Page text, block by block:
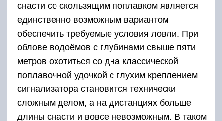
снасти со скользящим поплавком является
единственно возможным вариантом
обеспечить требуемые условия ловли. При
облове водоёмов с глубинами свыше пяти
метров охотиться со дна классической
поплавочной удочкой с глухим креплением
сигнализатора становится технически
сложным делом, а на дистанциях больше
длины снасти и вовсе невозможным. В таком